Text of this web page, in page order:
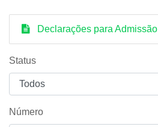
Declarações para Admissão
Status
Número